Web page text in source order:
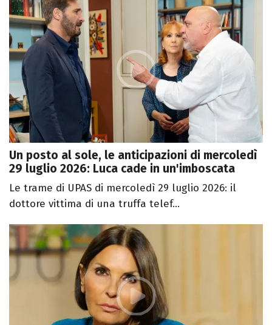
Un posto al sole, le anticipazioni di mercoledì
29 luglio 2026: Luca cade in un'imboscata
Le trame di UPAS di mercoledì 29 luglio 2026: il
dottore vittima di una truffa telef...